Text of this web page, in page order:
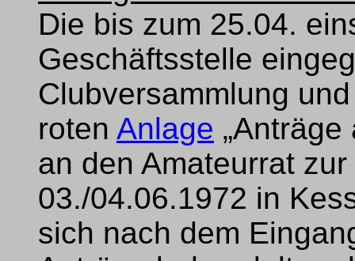
Die bis zum 25.04.
Geschäftsstelle
Clubversammlung
roten Anlage
an den Amateurrat
03./04.06.1972 in
sich nach dem